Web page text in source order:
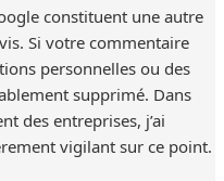
constituent une autre
Si votre commentaire
personnelles ou des
supprimé. Dans
des entreprises, j’ai
vigilant sur ce point.